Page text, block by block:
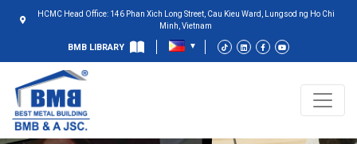
HCMC Head Office: 146 Phan Xich Long Street, Cau Kieu Ward, Lungsod ng Ho Chi
Minh, Vietnam
BMB LIBRARY